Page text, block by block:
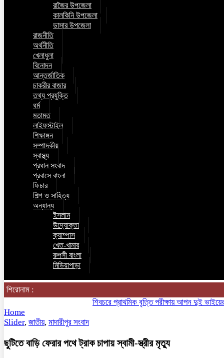
রাজৈর উপজেলা
কালকিনি উপজেলা
ডাসার উপজেলা
রাজনীতি
অর্থনীতি
খেলাধুলা
বিনোদন
আন্তর্জাতিক
চাকরীর বাজার
তথ্য প্রযুক্তি
ধর্ম
মতামত
লাইফস্টাইল
শিক্ষাঙ্গন
সম্পাদকীয়
স্বাস্থ্য
প্রধান সংবাদ
প্রবাসে বাংলা
ফিচার
শিল্প ও সাহিত্য
অন্যান্য
ইসলাম
উদ্যোক্তা
ক্যাম্পাস
খেত-খামার
রুপসী বাংলা
মিডিয়াপাড়া
শিরোনাম :
শিবচরে প্রাথমিক বৃত্তি পরীক্ষায় আপন দুই ভাইয়ের
Home
Slider, জাতীয়, মাদারীপুর সংবাদ
ছুটিতে বাড়ি ফেরার পথে ট্রাক চাপায় স্বামী-স্ত্রীর মৃত্যু